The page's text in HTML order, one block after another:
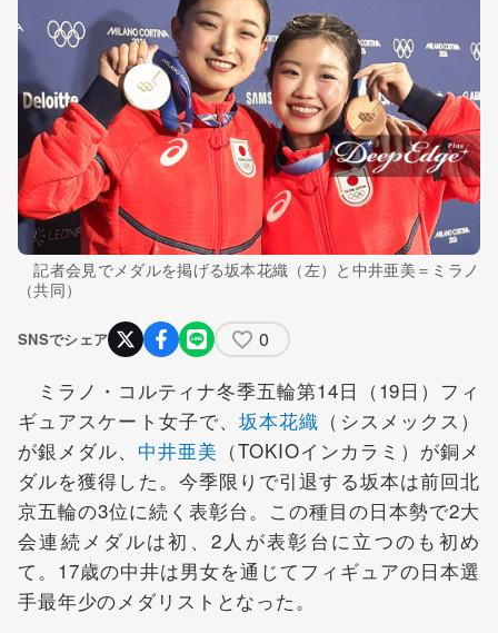
記者会見でメダルを掲げる坂本花織（左）と中井亜美＝ミラノ
（共同）
SNSでシェア 0
ミラノ・コルティナ冬季五輪第14日（19日）フィ
ギュアスケート女子で、坂本花織 （シスメックス）
が銀メダル、 中井亜美 （TOKIOインカラミ）が銅メ
ダルを獲得した。今季限りで引退する坂本は前回北
京五輪の3位に続く表彰台。この種目の日本勢で2大
会連続メダルは初、2人が表彰台に立つのも初め
て。17歳の中井は男女を通じてフィギュアの日本選
手最年少のメダリストとなった。